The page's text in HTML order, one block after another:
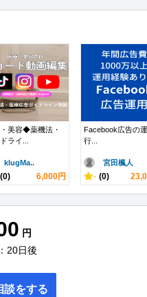
美容◆薬機法・
ライ...
klugMa..
(0) 6,000円
Facebook広告の
行...
宮田楓人
- (0)
円
20日後
談をする